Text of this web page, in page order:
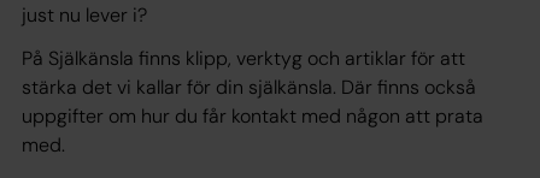
just nu lever i?
På Själkänsla finns klipp, verktyg och artiklar för att
stärka det vi kallar för din själkänsla. Där finns också
uppgifter om hur du får kontakt med någon att prata
med.